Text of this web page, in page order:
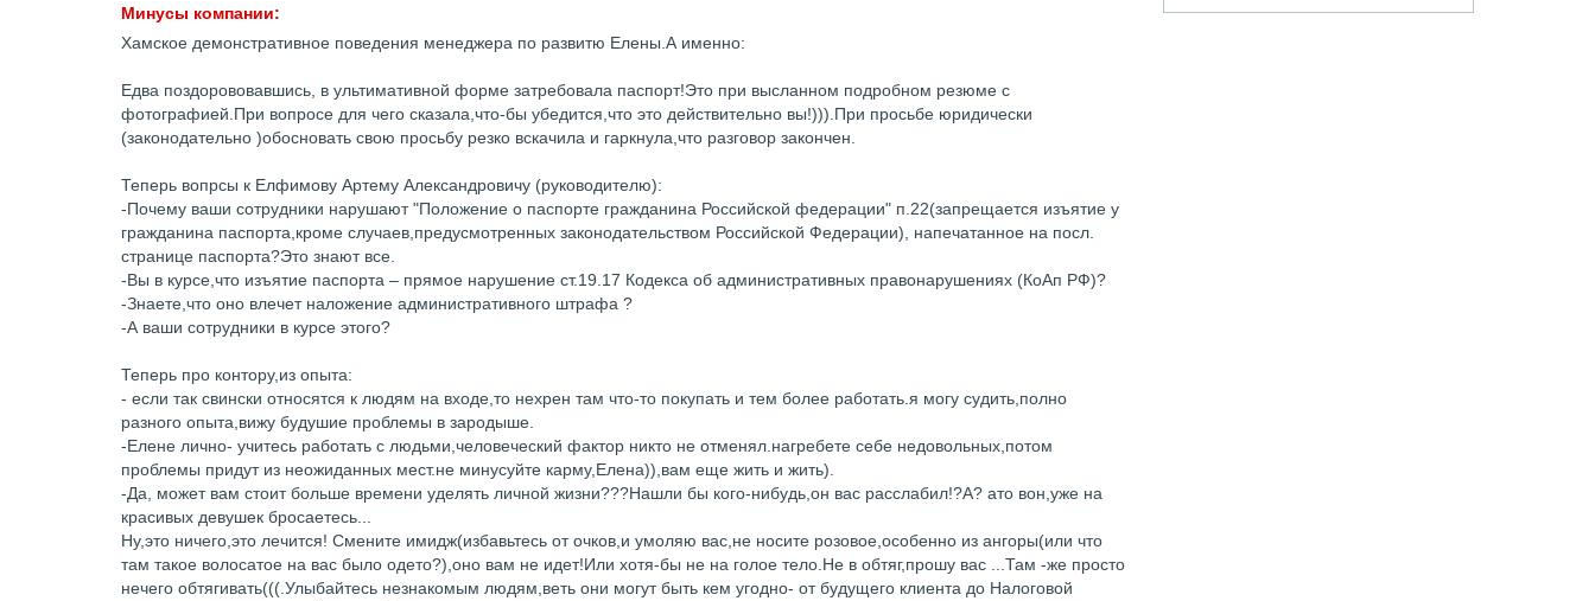
Минусы компании:
Хамское демонстративное поведения менеджера по развитю Елены.А именно:
Едва поздорововавшись, в ультимативной форме затребовала паспорт!Это при высланном подробном резюме с
фотографией.При вопросе для чего сказала,что-бы убедится,что это действительно вы!))).При просьбе юридически
(законодательно )обосновать свою просьбу резко вскачила и гаркнула,что разговор закончен.
Теперь вопрсы к Елфимову Артему Александровичу (руководителю):
-Почему ваши сотрудники нарушают "Положение о паспорте гражданина Российской федерации" п.22(запрещается изъятие у
гражданина паспорта,кроме случаев,предусмотренных законодательством Российской Федерации), напечатанное на посл.
странице паспорта?Это знают все.
-Вы в курсе,что изъятие паспорта – прямое нарушение ст.19.17 Кодекса об административных правонарушениях (КоАп РФ)?
-Знаете,что оно влечет наложение административного штрафа ?
-А ваши сотрудники в курсе этого?
Теперь про контору,из опыта:
- если так свински относятся к людям на входе,то нехрен там что-то покупать и тем более работать.я могу судить,полно
разного опыта,вижу будушие проблемы в зародыше.
-Елене лично- учитесь работать с людьми,человеческий фактор никто не отменял.нагребете себе недовольных,потом
проблемы придут из неожиданных мест.не минусуйте карму,Елена)),вам еще жить и жить).
-Да, может вам стоит больше времени уделять личной жизни???Нашли бы кого-нибудь,он вас расслабил!?А? ато вон,уже на
красивых девушек бросаетесь...
Ну,это ничего,это лечится! Смените имидж(избавьтесь от очков,и умоляю вас,не носите розовое,особенно из ангоры(или что
там такое волосатое на вас было одето?),оно вам не идет!Или хотя-бы не на голое тело.Не в обтяг,прошу вас ...Там -же просто
нечего обтягивать(((.Улыбайтесь незнакомым людям,веть они могут быть кем угодно- от будущего клиента до Налоговой